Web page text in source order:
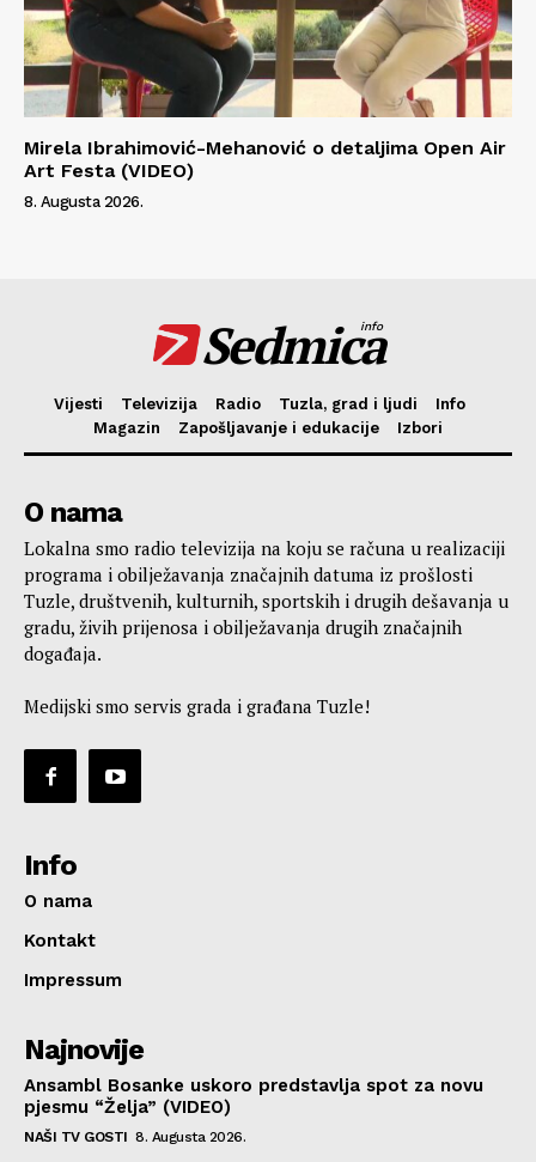
Mirela Ibrahimović-Mehanović o detaljima Open Air
Art Festa (VIDEO)
8. Augusta 2026.
Sedmica
info
Vijesti Televizija Radio Tuzla, grad i ljudi
Info
Magazin
Zapošljavanje i edukacije Izbori
O nama
Lokalna smo radio televizija na koju se računa u realizaciji
programa i obilježavanja značajnih datuma iz prošlosti
Tuzle, društvenih, kulturnih, sportskih i drugih dešavanja u
gradu, živih prijenosa i obilježavanja drugih značajnih
događaja.
Medijski smo servis grada i građana Tuzle!
Info
O nama
Kontakt
Impressum
Najnovije
Ansambl Bosanke uskoro predstavlja spot za novu
pjesmu “Želja” (VIDEO)
NAŠI TV GOSTI 8. Augusta 2026.